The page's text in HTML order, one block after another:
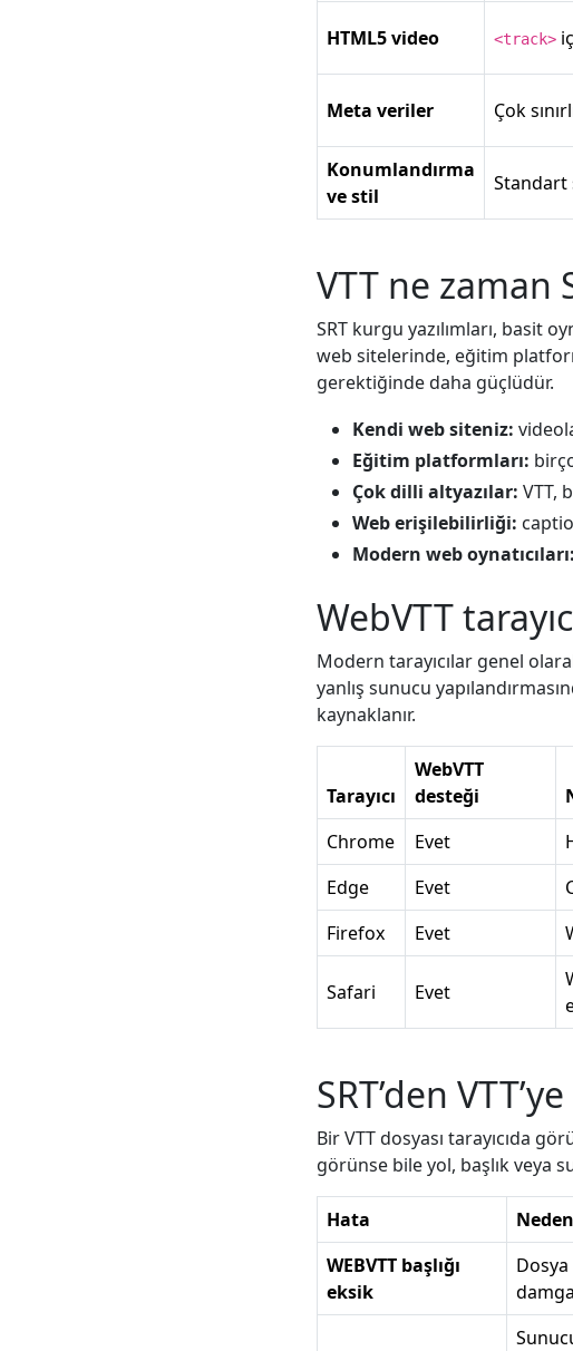
HTML5 video <track>
Meta veriler Çok
Konumlandırma
ve stil
Standart
VTT ne zaman
SRT kurgu yazılımları, basit
web sitelerinde, eğitim
gerektiğinde daha güçlüdür.
Kendi web siteniz:
Eğitim platformları:
Çok dilli altyazılar: VTT,
Web erişilebilirliği:
Modern web oynatıcıları:
WebVTT
Modern tarayıcılar genel
yanlış sunucu
kaynaklanır.
Tarayıcı
WebVTT
desteği
Chrome
Evet
Edge
Evet
Firefox
Evet
Safari Evet
SRT’den
Bir VTT dosyası tarayıcıda
görünse bile yol, başlık veya
Hata Neden
WEBVTT başlığı
eksik